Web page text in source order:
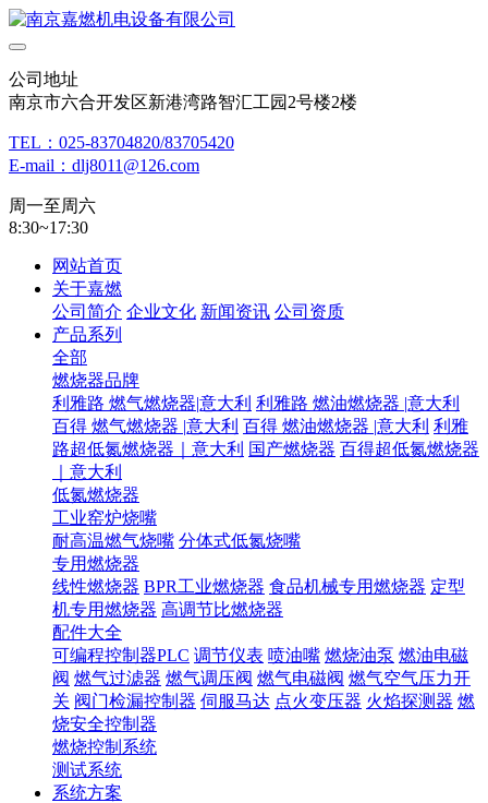
公司地址
南京市六合开发区新港湾路智汇工园2号楼2楼
TEL：025-83704820/83705420
E-mail：dlj8011@126.com
周一至周六
8:30~17:30
网站首页
关于嘉燃
公司简介 企业文化 新闻资讯 公司资质
产品系列
全部
燃烧器品牌
利雅路 燃气燃烧器|意大利 利雅路 燃油燃烧器 |意大利
百得 燃气燃烧器 |意大利 百得 燃油燃烧器 |意大利 利雅
路超低氮燃烧器｜意大利 国产燃烧器 百得超低氮燃烧器
｜意大利
低氮燃烧器
工业窑炉烧嘴
耐高温燃气烧嘴 分体式低氮烧嘴
专用燃烧器
线性燃烧器 BPR工业燃烧器 食品机械专用燃烧器 定型
机专用燃烧器 高调节比燃烧器
配件大全
可编程控制器PLC 调节仪表 喷油嘴 燃烧油泵 燃油电磁
阀 燃气过滤器 燃气调压阀 燃气电磁阀 燃气空气压力开
关 阀门检漏控制器 伺服马达 点火变压器 火焰探测器 燃
烧安全控制器
燃烧控制系统
测试系统
系统方案